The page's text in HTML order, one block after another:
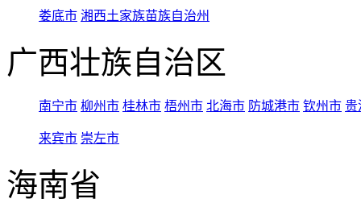
娄底市 湘西土家族苗族自治州
广西壮族自治区
南宁市 柳州市 桂林市 梧州市 北海市 防城港市 钦州市 贵
来宾市 崇左市
海南省